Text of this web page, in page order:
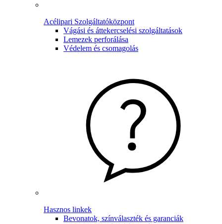
Acélipari Szolgáltatóközpont
Vágási és áttekercselési szolgáltatások
Lemezek perforálása
Védelem és csomagolás
Hasznos linkek
Bevonatok, színválaszték és garanciák